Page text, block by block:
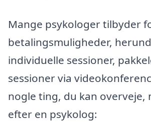
Mange psykologer tilbyder
betalingsmuligheder,
individuelle sessioner,
sessioner via
nogle ting, du kan overveje,
efter en psykolog: